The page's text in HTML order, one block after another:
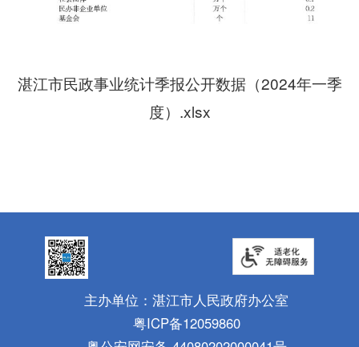
湛江市民政事业统计季报公开数据（2024年一季
度）.xlsx
主办单位：湛江市人民政府办公室
粤ICP备12059860